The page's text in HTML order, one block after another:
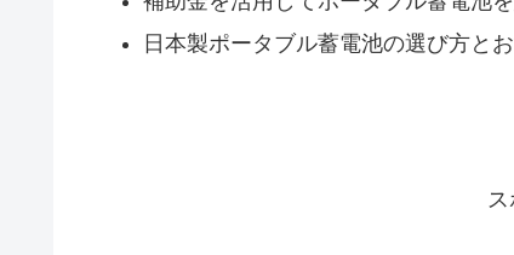
日本製ポータブル蓄電池の選び方と
ス